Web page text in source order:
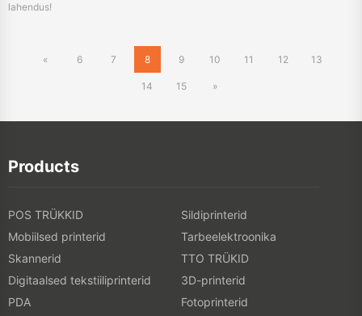
lahendus!
« 6 7 8 9 10 11 12 13
14 15 »
Products
POS TRÜKKID
Sildiprinterid
Mobiilsed printerid
Tarbeelektroonika
Skannerid
TTO TRÜKID
Digitaalsed tekstiiliprinterid
3D-printerid
PDA
Fotoprinterid